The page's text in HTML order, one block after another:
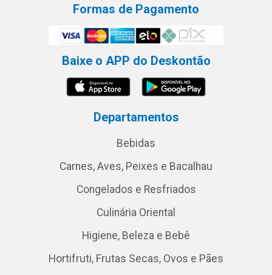
Formas de Pagamento
Baixe o APP do Deskontão
Departamentos
Bebidas
Carnes, Aves, Peixes e Bacalhau
Congelados e Resfriados
Culinária Oriental
Higiene, Beleza e Bebê
Hortifruti, Frutas Secas, Ovos e Pães